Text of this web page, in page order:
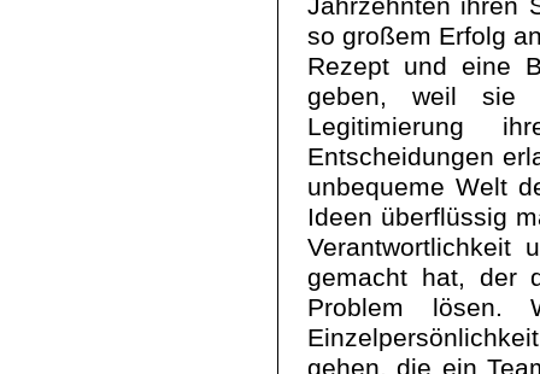
Jahrzehnten ihren
so großem Erfolg
Rezept und eine
geben, weil sie
Legitimierung
Entscheidungen
unbequeme Welt
Ideen überflüssig
Verantwortlichkeit
gemacht hat, der
Problem
gehen, die ein